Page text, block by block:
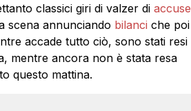
classici giri di valzer di accuse
scena annunciando bilanci che poi
accade tutto ciò, sono stati resi
mentre ancora non è stata resa
questo mattina.